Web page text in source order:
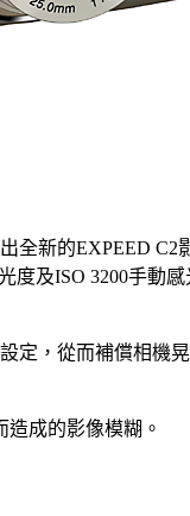
全新的EXPEED
度及ISO 3200手動
定，從而補償相機
成的影像模糊。